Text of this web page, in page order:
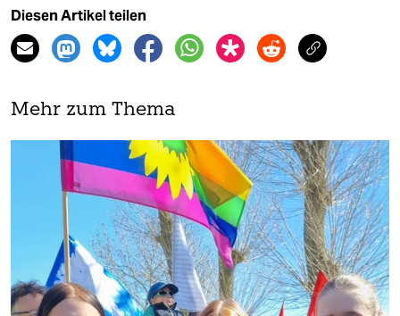
Diesen Artikel teilen
Mehr zum Thema